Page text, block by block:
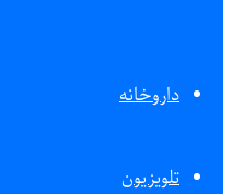
داروخانه
تلویزیون